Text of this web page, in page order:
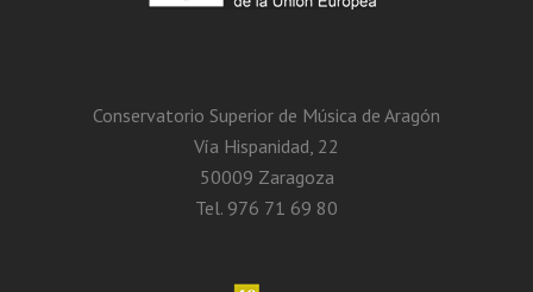
Conservatorio Superior de Música de Aragón
Vía Hispanidad, 22
50009 Zaragoza
Tel. 976 71 69 80